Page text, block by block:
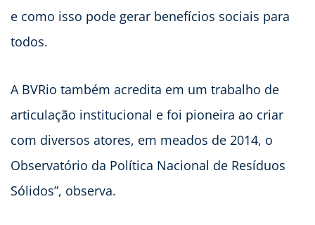
e como isso pode gerar benefícios sociais para
todos.
A BVRio também acredita em um trabalho de
articulação institucional e foi pioneira ao criar
com diversos atores, em meados de 2014, o
Observatório da Política Nacional de Resíduos
Sólidos”, observa.